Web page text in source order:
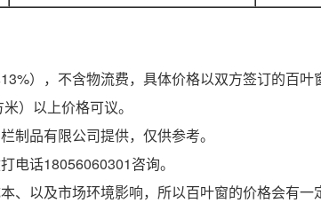
），不含物流费，具体价格以双方签订的百叶
）以上价格可议。
品有限公司提供，仅供参考。
话18056060301咨询。
以及市场环境影响，所以百叶窗的价格会有一